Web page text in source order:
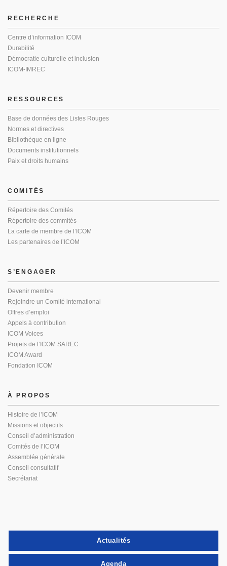
RECHERCHE
Centre d’information ICOM
Durabilité
Démocratie culturelle et inclusion
ICOM-IMREC
RESSOURCES
Base de données des Listes Rouges
Normes et directives
Bibliothèque en ligne
Documents institutionnels
Paix et droits humains
COMITÉS
Répertoire des Comités
Répertoire des commités
La carte de membre de l’ICOM
Les partenaires de l’ICOM
S’ENGAGER
Devenir membre
Rejoindre un Comité international
Offres d’emploi
Appels à contribution
ICOM Voices
Projets de l’ICOM SAREC
ICOM Award
Fondation ICOM
À PROPOS
Histoire de l’ICOM
Missions et objectifs
Conseil d’administration
Comités de l’ICOM
Assemblée générale
Conseil consultatif
Secrétariat
Actualités
Agenda